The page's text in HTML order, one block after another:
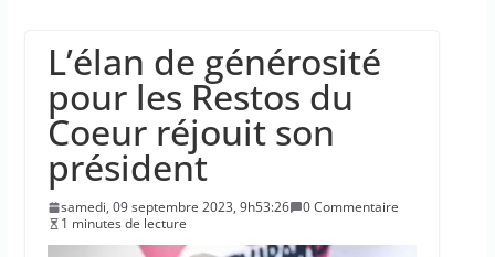
Le maire de New York, dit qu’il
n’a pas la capacité juridique
d’arrêter Benyamin Nétanyahou
L’épidémie d’Ebola a entraîné
plus de 1 000 décès en RDC et en
Ouganda
La justice dit non à la chasse
“illimitée” aux sangliers
L’élan de générosité
pour les Restos du
Coeur réjouit son
président
samedi, 09 septembre 2023, 9h53:26
0 Commentaire
1 minutes de lecture